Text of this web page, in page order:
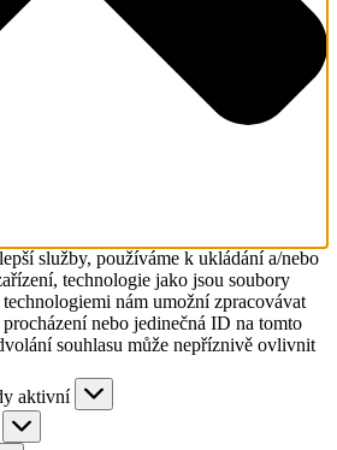
služby, používáme k ukládání a/nebo
technologie jako jsou soubory
nám umožní zpracovávat
nebo jedinečná ID na tomto
souhlasu může nepříznivě ovlivnit
aktivní